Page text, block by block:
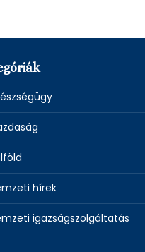
hírek
igazságszolgáltatás